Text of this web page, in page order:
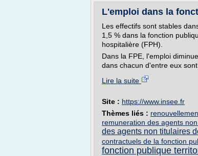
L'emploi dans la
Les effectifs sont stables
1,5 % dans la fonction
hospitalière (FPH).
Dans la FPE, l'emploi
dans chacun d'entre eux
Lire la suite
Site : https://www.insee.fr
Thèmes liés :
remuneration des agents
des agents non titulaires
contractuels de la fonction
fonction publique